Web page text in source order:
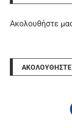
Ακολουθήστε
ΑΚΟΛΟΥΘΉΣΤΕ